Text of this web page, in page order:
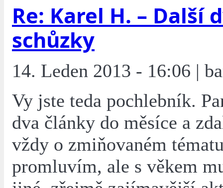
Re: Karel H. – Další
schůzky
14. Leden 2013 - 16:06 |
Vy jste teda pochlebník.
dva články do měsíce a
vždy o zmiňovaném
promluvím, ale s věkem